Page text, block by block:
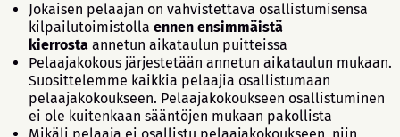
Jokaisen pelaajan on vahvistettava osallistumisensa
kilpailutoimistolla ennen ensimmäistä
kierrosta annetun aikataulun puitteissa
Pelaajakokous järjestetään annetun aikataulun mukaan.
Suosittelemme kaikkia pelaajia osallistumaan
pelaajakokoukseen. Pelaajakokoukseen osallistuminen
ei ole kuitenkaan sääntöjen mukaan pakollista